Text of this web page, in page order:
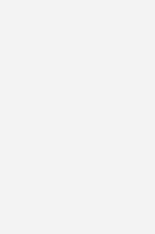
zu nutzen. Er
1880, wie ein effizienter